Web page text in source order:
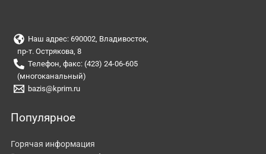
Наш адрес: 690002, Владивосток,
пр-т. Острякова, 8
Телефон, факс: (423) 24-06-605
(многоканальный)
bazis@kprim.ru
Популярное
Горячая информация